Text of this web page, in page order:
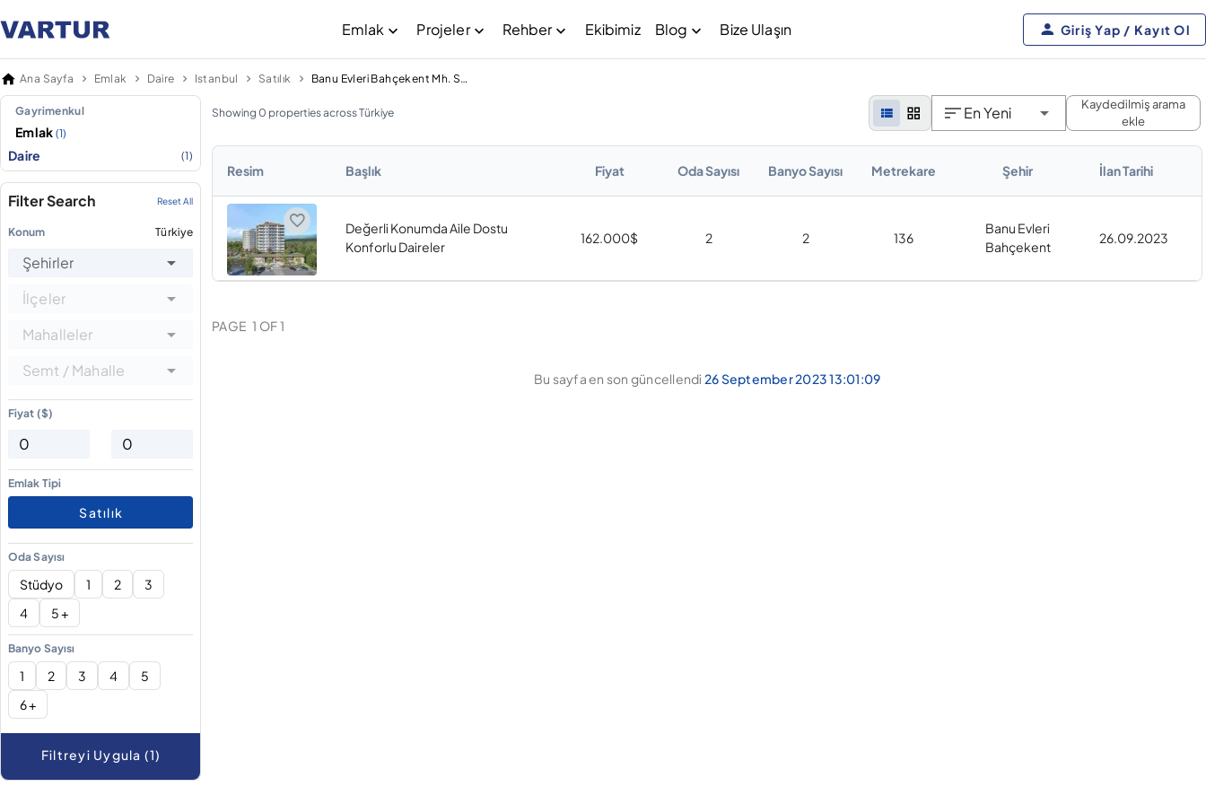
Emlak Projeler Rehber Ekibimiz Blog Bize Ulaşın Giriş Yap / Kayıt Ol
Ana Sayfa Emlak Daire Istanbul Satılık Banu Evleri Bahçekent Mh. Satılık Daire
Gayrimenkul
Emlak (1)
Daire (1)
Filter Search Reset All
Konum Türkiye
Şehirler
İlçeler
Mahalleler
Semt / Mahalle
Fiyat ($)
Emlak Tipi
Satılık
Oda Sayısı
Stüdyo 1 2
3
4
5 +
Banyo Sayısı
1 2 3 4
5
6 +
Filtreyi Uygula (1)
Showing 0 properties across Türkiye En Yeni
Kaydedilmiş arama
ekle
Resim Başlık Fiyat Oda Sayısı Banyo Sayısı Metrekare Şehir İlan Tarihi
Değerli Konumda Aile Dostu
Konforlu Daireler
162.000$ 2 2 136
Banu Evleri
Bahçekent
26.09.2023
PAGE 1 OF1
Bu sayfa en son güncellendi 26 September 2023 13:01:09